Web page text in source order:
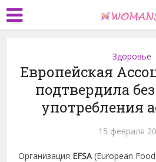
Здоровье
Европейская
подтвердила
употребления
15 февраля
Организация EFSA(European